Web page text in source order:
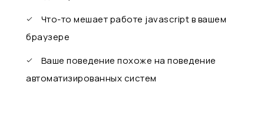
Что-то мешает работе javascript в вашем
браузере
Ваше поведение похоже на поведение
автоматизированных систем